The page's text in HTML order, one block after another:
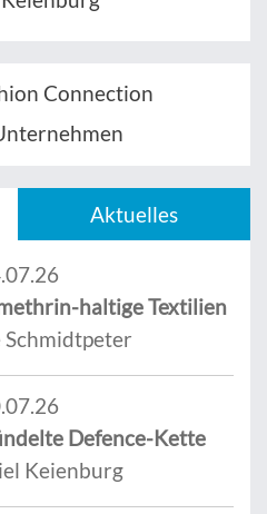
Connection
Aktuelles
haltige Textilien
Defence-Kette
Keienburg